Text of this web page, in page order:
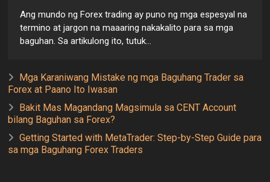
Ang mundo ng Forex trading ay puno ng mga espesyal na
termino at jargon na maaaring nakakalito para sa mga
baguhan. Sa artikulong ito, tutuk...
Mga Karaniwang Mistake ng mga Baguhang Trader sa
Forex at Paano Ito Iwasan
Bakit Mas Magandang Magsimula sa CENT Account
bilang Baguhan sa Forex?
Getting Started with MetaTrader: Step-by-Step Guide para
sa mga Baguhang Forex Traders